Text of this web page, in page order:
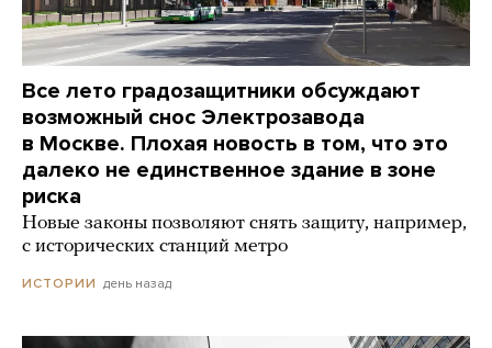
Все лето градозащитники обсуждают
возможный снос Электрозавода
в Москве. Плохая новость в том, что это
далеко не единственное здание в зоне
риска
Новые законы позволяют снять защиту, например,
с исторических станций метро
ИСТОРИИ день назад